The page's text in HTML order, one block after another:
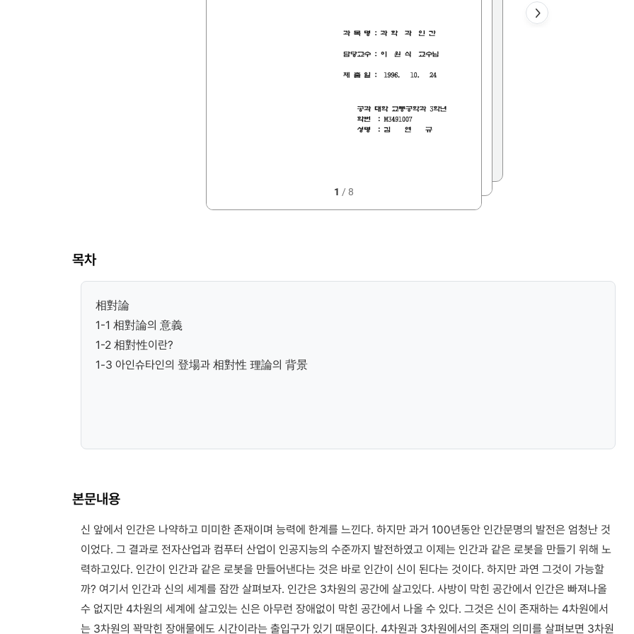
1 / 8
목차
相對論
1-1 相對論의 意義
1-2 相對性이란?
1-3 아인슈타인의 登場과 相對性 理論의 背景
본문내용
신 앞에서 인간은 나약하고 미미한 존재이며 능력에 한계를 느낀다. 하지만 과거 100년동안 인간문명의 발전은 엄청난 것
이었다. 그 결과로 전자산업과 컴푸터 산업이 인공지능의 수준까지 발전하였고 이제는 인간과 같은 로봇을 만들기 위해 노
력하고있다. 인간이 인간과 같은 로봇을 만들어낸다는 것은 바로 인간이 신이 된다는 것이다. 하지만 과연 그것이 가능할
까? 여기서 인간과 신의 세계를 잠깐 살펴보자. 인간은 3차원의 공간에 살고있다. 사방이 막힌 공간에서 인간은 빠져나올
수 없지만 4차원의 세계에 살고있는 신은 아무런 장애없이 막힌 공간에서 나올 수 있다. 그것은 신이 존재하는 4차원에서
는 3차원의 꽉막힌 장애물에도 시간이라는 출입구가 있기 때문이다. 4차원과 3차원에서의 존재의 의미를 살펴보면 3차원